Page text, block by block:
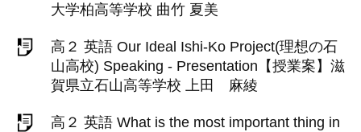
大学柏高等学校 曲竹 夏美
高２ 英語 Our Ideal Ishi-Ko Project(理想の石
山高校) Speaking - Presentation【授業案】滋
賀県立石山高等学校 上田 麻綾
高２ 英語 What is the most important thing in